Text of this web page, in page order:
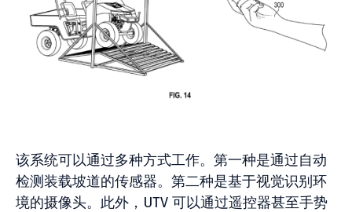
该系统可以通过多种方式工作。第一种是通过自动
检测装载坡道的传感器。第二种是基于视觉识别环
境的摄像头。此外，UTV 可以通过遥控器甚至手势